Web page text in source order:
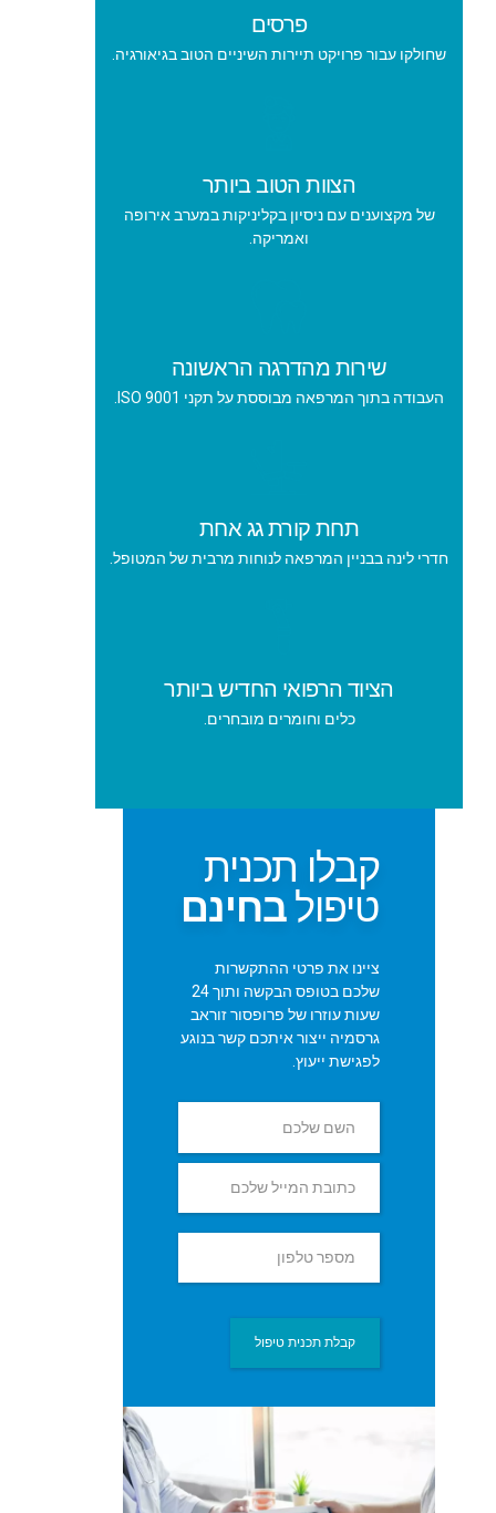
פרסים
שחולקו עבור פרויקט תיירות השיניים הטוב בגיאורגיה.
הצוות הטוב ביותר
של מקצוענים עם ניסיון בקליניקות במערב אירופה
ואמריקה.
שירות מהדרגה הראשונה
העבודה בתוך המרפאה מבוססת על תקני ISO 9001.
תחת קורת גג אחת
חדרי לינה בבניין המרפאה לנוחות מרבית של המטופל.
הציוד הרפואי החדיש ביותר
כלים וחומרים מובחרים.
קבלו תכנית
טיפולבחינם
ציינו את פרטי ההתקשרות
שלכם בטופס הבקשה ותוך 24
שעות עוזרו של פרופסור זוראב
גרסמיה ייצור איתכם קשר בנוגע
לפגישת ייעוץ.